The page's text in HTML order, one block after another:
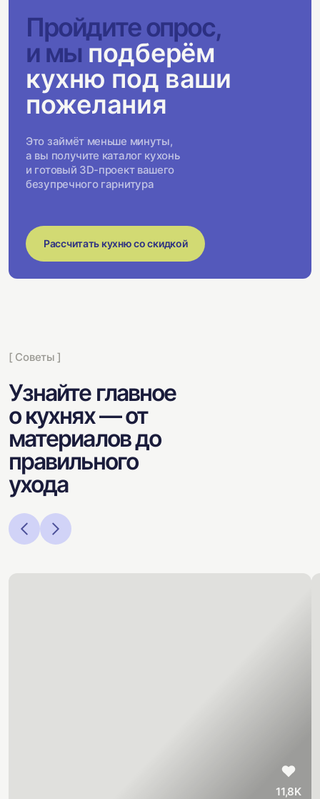
Пройдите опрос,
и мы подберём
кухню под ваши
пожелания
Это займёт меньше минуты,
а вы получите каталог кухонь
и готовый 3D-проект вашего
безупречного гарнитура
Рассчитать кухню со скидкой
[ Советы ]
Узнайте главное
о кухнях — от
материалов до
правильного
ухода
11,8K